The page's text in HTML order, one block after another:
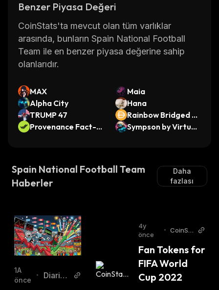
Benzer Piyasa Değeri
CoinStats'ta mevcut olan tüm varlıklar
arasında, bunların Spain National Football
Team ile en benzer piyasa değerine sahip
olanlarıdır.
MAX
Maia
Alpha City
Hana
TRUMP 47
Rainbow Bridged D
AI (Aurora)
Provenance Fact-c
Sympson by Virtual
Spain National Football Team
Haberler
Daha
fazlası
1A
önce
•
Diario
4y
önce
• CoinSta
Fan Tokens for
FIFA World
Cup 2022